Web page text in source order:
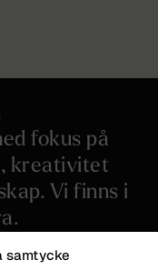
samtycke
fokus på
kreativitet
Vi finns i